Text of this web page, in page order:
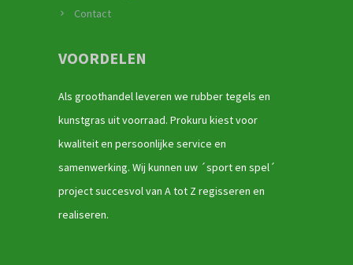
Contact
VOORDELEN
Als groothandel leveren we rubber tegels en
kunstgras uit voorraad. Prokuru kiest voor
kwaliteit en persoonlijke service en
samenwerking. Wij kunnen uw ´sport en spel´
project succesvol van A tot Z regisseren en
realiseren.